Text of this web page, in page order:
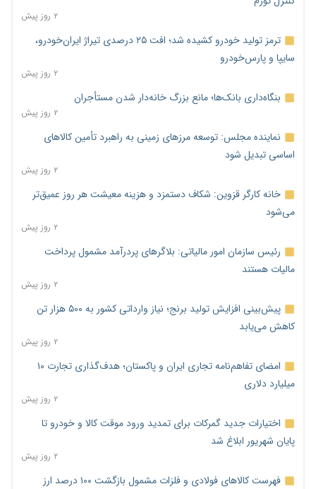
۲ روز پیش
ترمز تولید خودرو کشیده شد؛ افت ۲۵ درصدی تیراژ ایران‌خودرو،
سایپا و پارس‌خودرو
۲ روز پیش
بنگاه‌داری بانک‌ها؛ مانع بزرگ خانه‌دار شدن مستأجران
۲ روز پیش
نماینده مجلس: توسعه مرزهای زمینی به راهبرد تأمین کالاهای
اساسی تبدیل شود
۲ روز پیش
خانه کارگر قزوین: شکاف دستمزد و هزینه معیشت هر روز عمیق‌تر
می‌شود
۲ روز پیش
رئیس سازمان امور مالیاتی: بلاگرهای پردرآمد مشمول پرداخت
مالیات هستند
۲ روز پیش
پیش‌بینی افزایش تولید برنج؛ نیاز وارداتی کشور به ۵۰۰ هزار تن
کاهش می‌یابد
۲ روز پیش
امضای تفاهم‌نامه تجاری ایران و پاکستان؛ هدف‌گذاری تجارت ۱۰
میلیارد دلاری
۲ روز پیش
اختیارات جدید گمرکات برای تمدید ورود موقت کالا و خودرو تا
پایان شهریور ابلاغ شد
۲ روز پیش
فهرست کالاهای فولادی و فلزات مشمول بازگشت ۱۰۰ درصد ارز